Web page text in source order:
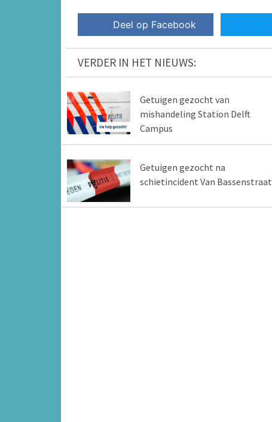
Deel op Facebook
VERDER IN HET NIEUWS:
Getuigen gezocht van
mishandeling Station Delft
Campus
Getuigen gezocht na
schietincident Van Bassenstraat